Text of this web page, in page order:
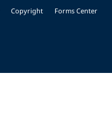
Copyright
Forms Center